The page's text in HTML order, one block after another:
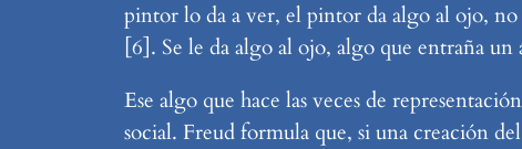
pintor lo da a ver, el pintor da algo al ojo, no
[6]. Se le da algo al ojo, algo que entraña
Ese algo que hace las veces de
social. Freud formula que, si una creación